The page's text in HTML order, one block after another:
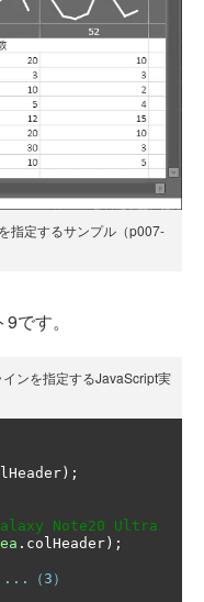
指定するサンプル（p007-
です。
インを指定するJavaScript実
);
Note20 Ultra
. colHeader );
...（3）